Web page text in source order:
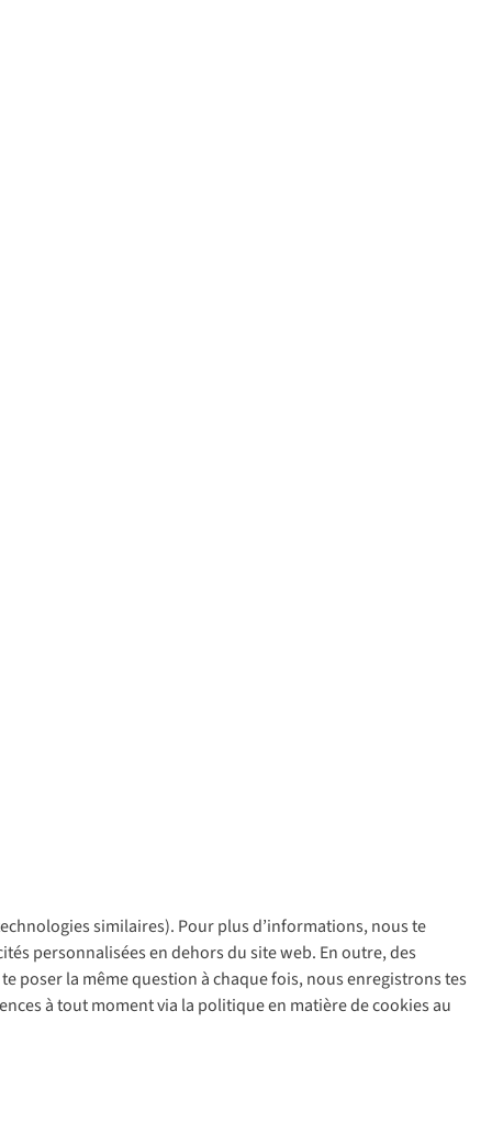
similaires). Pour plus d’informations, nous te
personnalisées en dehors du site web. En outre, des
poser la même question à chaque fois, nous enregistrons tes
à tout moment via la politique en matière de cookies au